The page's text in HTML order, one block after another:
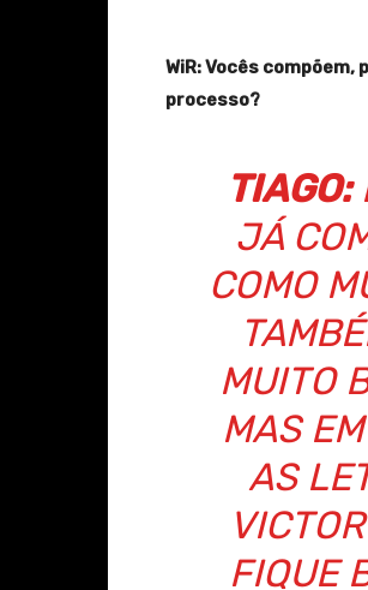
WiR: Vocês
processo?
TIAGO:
JÁ
COMO
MUITO
MAS
AS
FIQUE